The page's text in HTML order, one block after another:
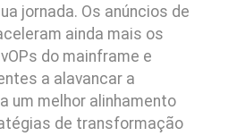
jornada. Os anúncios de
ainda mais os
do mainframe e
a alavancar a
um melhor alinhamento
de transformação